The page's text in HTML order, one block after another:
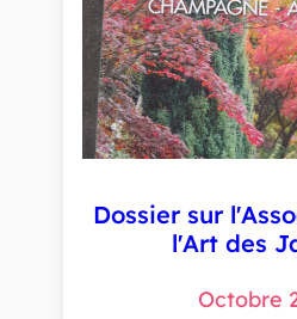
Dossier sur
l'Art des
Octobre